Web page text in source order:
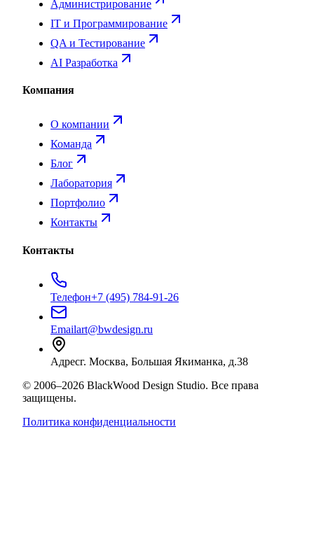
Администрирование
IT и Программирование
QA и Тестирование
AI Разработка
Компания
О компании
Команда
Блог
Лаборатория
Портфолио
Контакты
Контакты
Телефон+7 (495) 784-91-26
Emailart@bwdesign.ru
Адресг. Москва, Большая Якиманка, д.38
© 2006–2026 BlackWood Design Studio. Все права
защищены.
Политика конфиденциальности